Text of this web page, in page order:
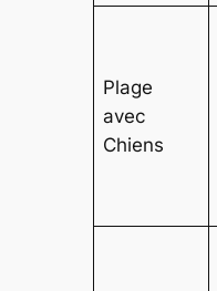
Plage
avec
Chiens